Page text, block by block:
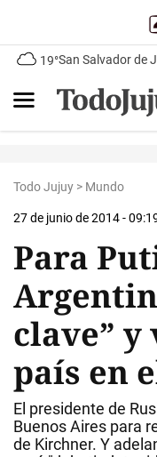
19°San Salvador de
Todo Jujuy > Mundo
27 de junio de 2014 -
Para
clave”
país en
El presidente de
Buenos Aires para
de Kirchner. Y